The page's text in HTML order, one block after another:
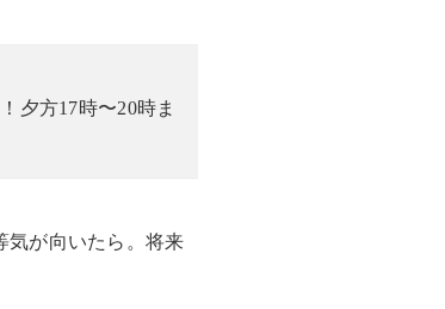
夕方17時〜20時ま
気が向いたら。将来